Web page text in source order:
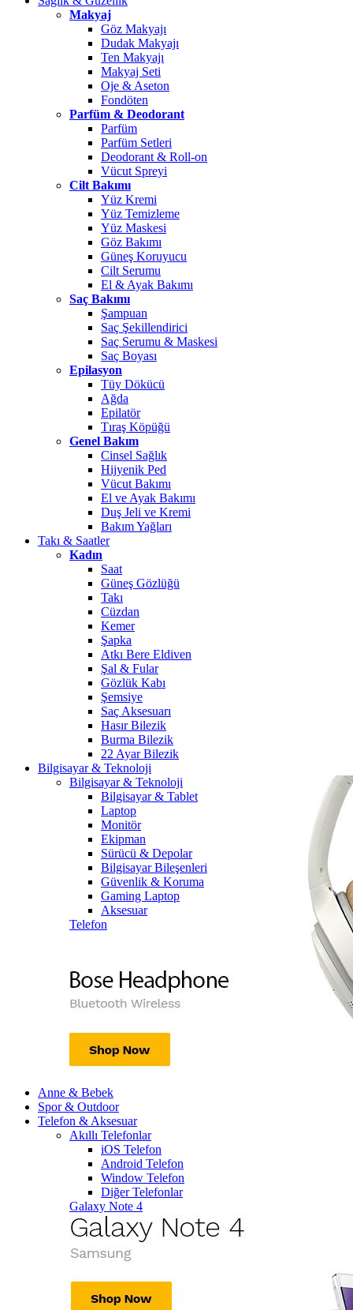
Makyaj
Göz Makyajı
Dudak Makyajı
Ten Makyajı
Makyaj Seti
Oje & Aseton
Fondöten
Parfüm & Deodorant
Parfüm
Parfüm Setleri
Deodorant & Roll-on
Vücut Spreyi
Cilt Bakımı
Yüz Kremi
Yüz Temizleme
Yüz Maskesi
Göz Bakımı
Güneş Koruyucu
Cilt Serumu
El & Ayak Bakımı
Saç Bakımı
Şampuan
Saç Şekillendirici
Saç Serumu & Maskesi
Saç Boyası
Epilasyon
Tüy Dökücü
Ağda
Epilatör
Tıraş Köpüğü
Genel Bakım
Cinsel Sağlık
Hijyenik Ped
Vücut Bakımı
El ve Ayak Bakımı
Duş Jeli ve Kremi
Bakım Yağları
Takı & Saatler
Kadın
Saat
Güneş Gözlüğü
Takı
Cüzdan
Kemer
Şapka
Atkı Bere Eldiven
Şal & Fular
Gözlük Kabı
Şemsiye
Saç Aksesuarı
Hasır Bilezik
Burma Bilezik
22 Ayar Bilezik
Bilgisayar & Teknoloji
Bilgisayar & Teknoloji
Bilgisayar & Tablet
Laptop
Monitör
Ekipman
Sürücü & Depolar
Bilgisayar Bileşenleri
Güvenlik & Koruma
Gaming Laptop
Aksesuar
Telefon
Anne & Bebek
Spor & Outdoor
Telefon & Aksesuar
Akıllı Telefonlar
iOS Telefon
Android Telefon
Window Telefon
Diğer Telefonlar
Galaxy Note 4